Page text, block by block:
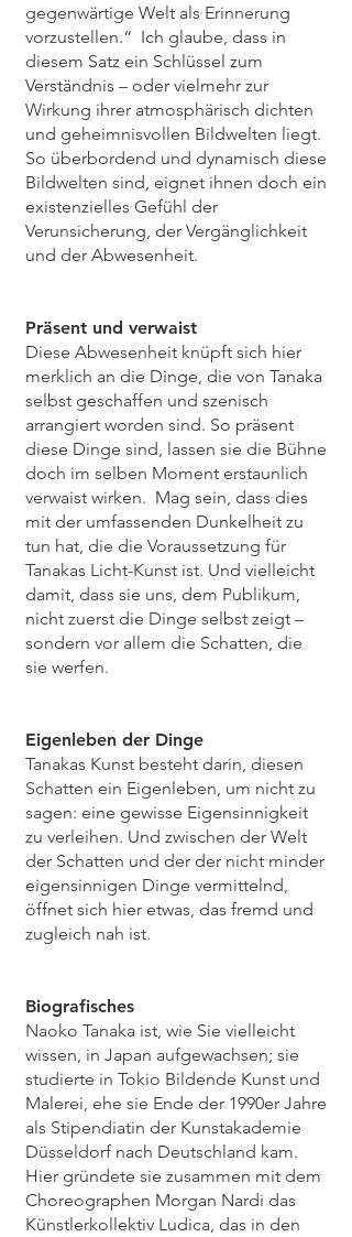
gegenwärtige Welt als Erinnerung
vorzustellen.“ Ich glaube, dass in
diesem Satz ein Schlüssel zum
Verständnis – oder vielmehr zur
Wirkung ihrer atmosphärisch dichten
und geheimnisvollen Bildwelten liegt.
So überbordend und dynamisch diese
Bildwelten sind, eignet ihnen doch ein
existenzielles Gefühl der
Verunsicherung, der Vergänglichkeit
und der Abwesenheit.
Präsent und verwaist
Diese Abwesenheit knüpft sich hier
merklich an die Dinge, die von Tanaka
selbst geschaffen und szenisch
arrangiert worden sind. So präsent
diese Dinge sind, lassen sie die Bühne
doch im selben Moment erstaunlich
verwaist wirken. Mag sein, dass dies
mit der umfassenden Dunkelheit zu
tun hat, die die Voraussetzung für
Tanakas Licht-Kunst ist. Und vielleicht
damit, dass sie uns, dem Publikum,
nicht zuerst die Dinge selbst zeigt –
sondern vor allem die Schatten, die
sie werfen.
Eigenleben der Dinge
Tanakas Kunst besteht darin, diesen
Schatten ein Eigenleben, um nicht zu
sagen: eine gewisse Eigensinnigkeit
zu verleihen. Und zwischen der Welt
der Schatten und der der nicht minder
eigensinnigen Dinge vermittelnd,
öffnet sich hier etwas, das fremd und
zugleich nah ist.
Biografisches
Naoko Tanaka ist, wie Sie vielleicht
wissen, in Japan aufgewachsen; sie
studierte in Tokio Bildende Kunst und
Malerei, ehe sie Ende der 1990er Jahre
als Stipendiatin der Kunstakademie
Düsseldorf nach Deutschland kam.
Hier gründete sie zusammen mit dem
Choreographen Morgan Nardi das
Künstlerkollektiv Ludica, das in den